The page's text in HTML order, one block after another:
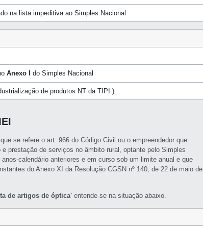
na lista impeditiva ao Simples Nacional
Anexo I do Simples Nacional
de produtos NT da TIPI.)
se refere o art. 966 do Código Civil ou o empreendedor que
prestação de serviços no âmbito rural, optante pelo Simples
calendário anteriores e em curso sob um limite anual e que
do Anexo XI da Resolução CGSN nº 140, de 22 de maio de
de artigos de óptica' entende-se na situação abaixo.